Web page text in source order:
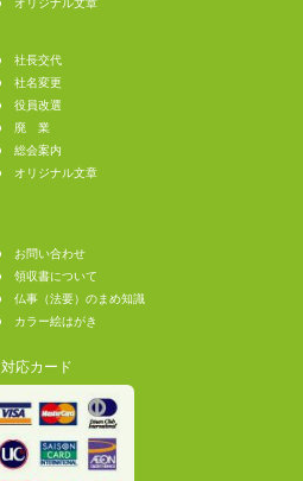
社長交代
社名変更
役員改選
廃 業
総会案内
オリジナル文章
お問い合わせ
領収書について
仏事（法要）のまめ知識
カラー絵はがき
対応カード